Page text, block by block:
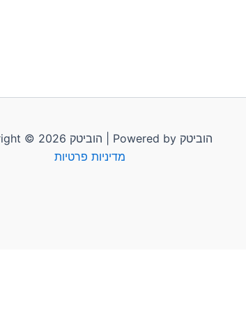
Copyright © 2026 הוביטק | Powered by הוביטק
מדיניות פרטיות